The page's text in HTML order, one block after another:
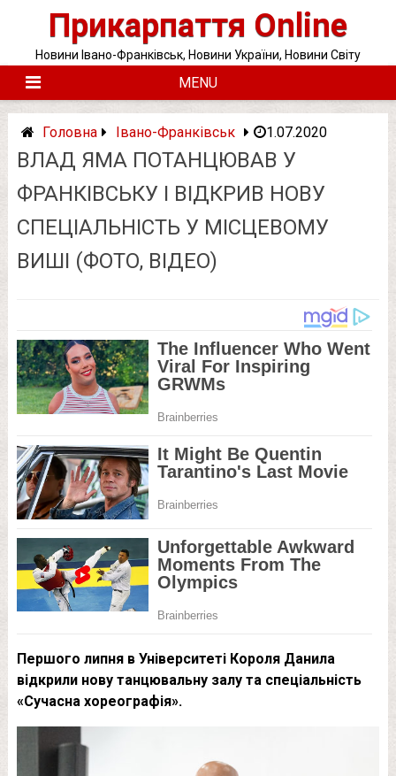
Прикарпаття Online
Новини Івано-Франківськ, Новини України, Новини Світу
MENU
Головна Івано-Франківськ 1.07.2020
ВЛАД ЯМА ПОТАНЦЮВАВ У
ФРАНКІВСЬКУ І ВІДКРИВ НОВУ
СПЕЦІАЛЬНІСТЬ У МІСЦЕВОМУ
ВИШІ (ФОТО, ВІДЕО)
Першого липня в Університеті Короля Данила
відкрили нову танцювальну залу та спеціальність
«Сучасна хореографія».